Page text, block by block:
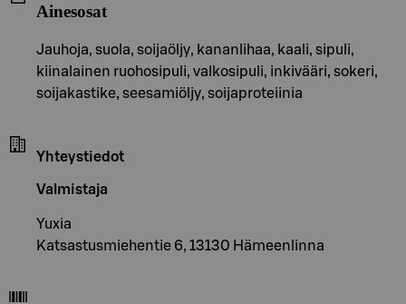
Ainesosat
Jauhoja, suola, soijaöljy, kananlihaa, kaali, sipuli,
kiinalainen ruohosipuli, valkosipuli, inkivääri, sokeri,
soijakastike, seesamiöljy, soijaproteiinia
Yhteystiedot
Valmistaja
Yuxia
Katsastusmiehentie 6, 13130 Hämeenlinna